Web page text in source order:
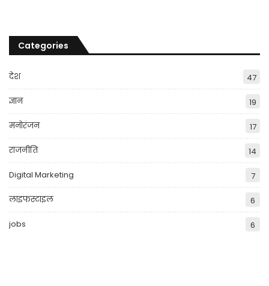
Categories
देश 47
ज्ञान 19
मनोरंजन 17
राजनीति 14
Digital Marketing 7
लाइफस्टाइल 6
jobs 6